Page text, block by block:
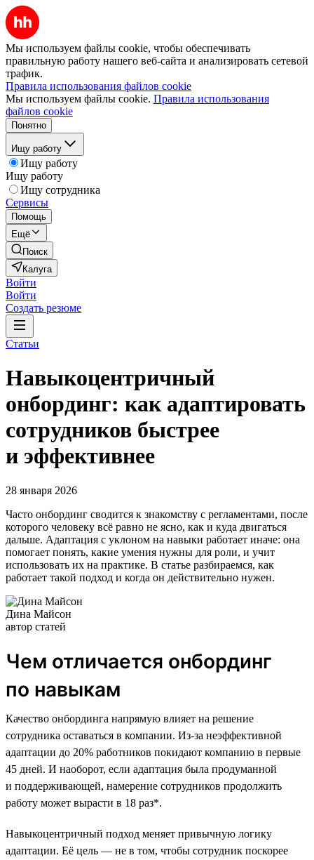
Мы используем файлы cookie, чтобы обеспечивать
правильную работу нашего веб-сайта и анализировать сетевой
трафик.
Правила использования файлов cookie
Мы используем файлы cookie. Правила использования
файлов cookie
Понятно
Ищу работу
Ищу работу
Ищу работу
Ищу сотрудника
Сервисы
Помощь
Ещё
Поиск
Калуга
Войти
Войти
Создать резюме
Статьи
Навыкоцентричный
онбординг: как адаптировать
сотрудников быстрее
и эффективнее
28 января 2026
Часто онбординг сводится к знакомству с регламентами, после
которого человеку всё равно не ясно, как и куда двигаться
дальше. Адаптация с уклоном на навыки работает иначе: она
помогает понять, какие умения нужны для роли, и учит
использовать их на практике. В статье разбираемся, как
работает такой подход и когда он действительно нужен.
Дина Майсон
автор статей
Чем отличается онбординг
по навыкам
Качество онбординга напрямую влияет на решение
сотрудника оставаться в компании. Из-за неэффективной
адаптации до 20% работников покидают компанию в первые
45 дней. И наоборот, если адаптация была продуманной
и поддерживающей, намерение сотрудников продолжить
работу может вырасти в 18 раз*.
Навыкоцентричный подход меняет привычную логику
адаптации. Её цель — не в том, чтобы сотрудник поскорее